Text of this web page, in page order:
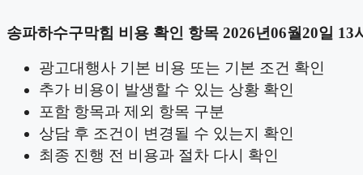
송파하수구막힘 비용 확인 항목 2026년06월20일 13
광고대행사 기본 비용 또는 기본 조건 확인
추가 비용이 발생할 수 있는 상황 확인
포함 항목과 제외 항목 구분
상담 후 조건이 변경될 수 있는지 확인
최종 진행 전 비용과 절차 다시 확인